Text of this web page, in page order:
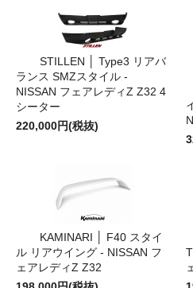
STILLEN │ Type3 リアバ
ランス SMZスタイル -
NISSAN フェアレディZ Z32 4
シーター
220,000円(税抜)
KAMINARI │ F40 スタイ
ル リアウイング - NISSAN フ
ェアレディZ Z32